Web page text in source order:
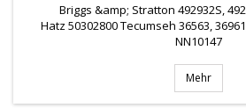
Briggs &amp; Stratton 492932S,
Hatz 50302800 Tecumseh 36563,
NN10147
Mehr